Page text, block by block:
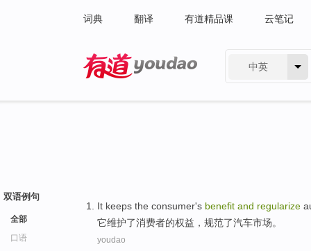
词典 翻译 有道精品课 云笔记
中英
双语例句
全部
口语
It keeps the consumer's benefit and regularize
它维护了消费者的权益 ， 规范了汽车市场。
youdao